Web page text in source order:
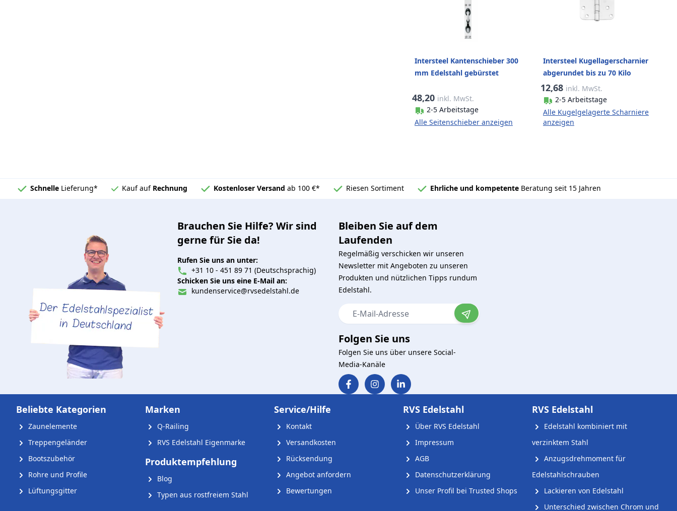
Intersteel Kantenschieber 300
mm Edelstahl gebürstet
48,20 inkl. MwSt.
2-5 Arbeitstage
Alle Seitenschieber anzeigen
Intersteel Kugellagerscharnier
abgerundet bis zu 70 Kilo
Edelstahl gebürstet
12,68 inkl. MwSt.
2-5 Arbeitstage
Alle Kugelgelagerte Scharniere
anzeigen
Schnelle Lieferung* Kauf auf Rechnung Kostenloser Versand ab 100 €* Riesen Sortiment Ehrliche und kompetente Beratung seit 15 Jahren
Brauchen Sie Hilfe? Wir sind
gerne für Sie da!
Rufen Sie uns an unter:
+31 10 - 451 89 71 (Deutschsprachig)
Schicken Sie uns eine E-Mail an:
kundenservice@rvsedelstahl.de
Bleiben Sie auf dem
Laufenden
Regelmäßig verschicken wir unseren
Newsletter mit Angeboten zu unseren
Produkten und nützlichen Tipps rundum
Edelstahl.
E-Mail-Adresse
Folgen Sie uns
Folgen Sie uns über unsere Social-
Media-Kanäle
Beliebte Kategorien
Zaunelemente
Treppengeländer
Bootszubehör
Rohre und Profile
Lüftungsgitter
Marken
Q-Railing
RVS Edelstahl Eigenmarke
Produktempfehlung
Blog
Typen aus rostfreiem Stahl
Service/Hilfe
Kontakt
Versandkosten
Rücksendung
Angebot anfordern
Bewertungen
RVS Edelstahl
Über RVS Edelstahl
Impressum
AGB
Datenschutzerklärung
Unser Profil bei Trusted Shops
RVS Edelstahl
Edelstahl kombiniert mit
verzinktem Stahl
Anzugsdrehmoment für
Edelstahlschrauben
Lackieren von Edelstahl
Unterschied zwischen Chrom und